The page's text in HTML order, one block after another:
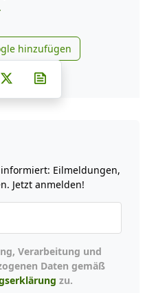
zu Google
hinzufügen
Facebook
auf Whatsapp
Teilen auf Telegram
Mail teilen
Post auf X
Eilmeldungen,
Jetzt anmelden!
Daten gemäß
zu.